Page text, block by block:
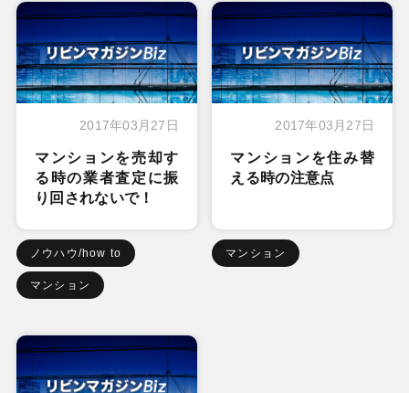
2017年03月27日
マンションを売却す
る時の業者査定に振
り回されないで！
ノウハウ/how to
マンション
2017年03月27日
マンションを住み替
える時の注意点
マンション